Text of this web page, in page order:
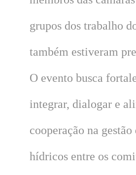
grupos dos trabalho
também estiveram
O evento busca
integrar, dialogar e
cooperação na gestão
hídricos entre os